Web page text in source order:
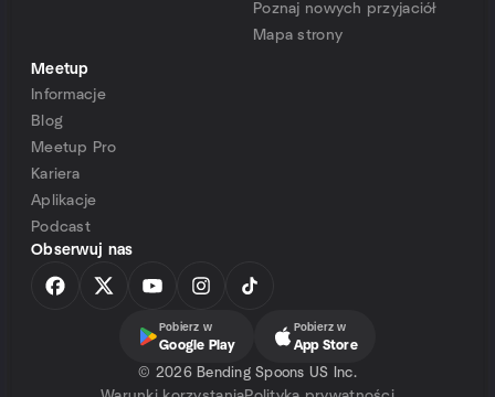
Poznaj nowych przyjaciół
Mapa strony
Meetup
Informacje
Blog
Meetup Pro
Kariera
Aplikacje
Podcast
Obserwuj nas
Pobierz w
Google Play
Pobierz w
App Store
© 2026 Bending Spoons US Inc.